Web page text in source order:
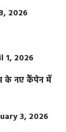
2026
1, 2026
के नए कैंपेन में
3, 2026